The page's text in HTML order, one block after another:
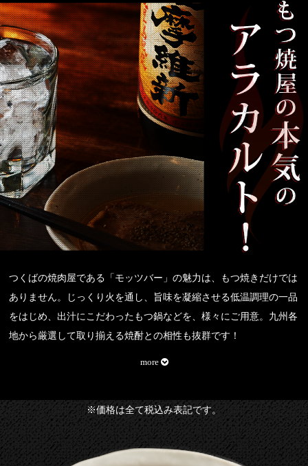
つくばの焼肉屋である「モッツバー」の魅力は、もつ焼きだけでは
ありません。じっくり火を通し、旨味を凝縮させる低温調理の一品
をはじめ、出汁にこだわったもつ鍋などを、様々にご用意。九州各
地から厳選して取り揃える焼酎との相性も抜群です！
※価格は全て税込み表記です。